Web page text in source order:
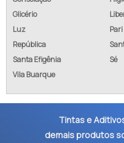
Glicério
Luz
Pari
República
Santa Efigênia
Sé
Vila Buarque
Tintas e
demais produtos